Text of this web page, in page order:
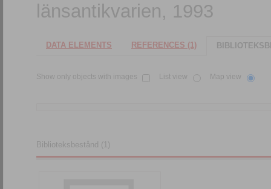
länsantikvarien, 1993
DATA ELEMENTS REFERENCES (1)
Show only objects with images List view Map view
Biblioteksbestånd (1)